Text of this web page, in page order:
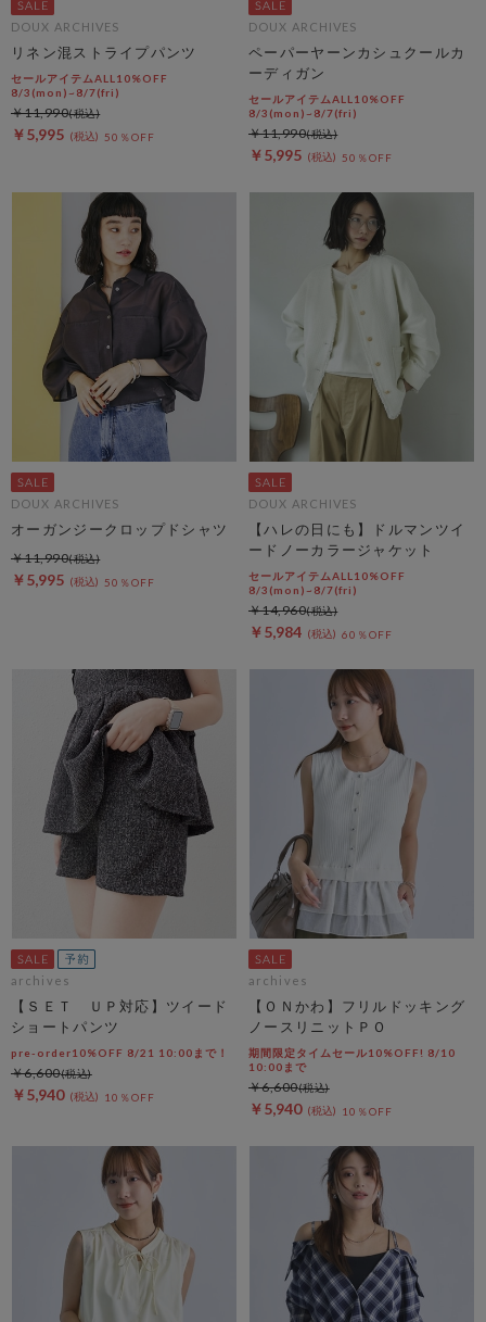
DOUX ARCHIVES
リネン混ストライプパンツ
セールアイテムALL10%OFF
8/3(mon)~8/7(fri)
￥5,995 50％OFF
￥11,990
DOUX ARCHIVES
ペーパーヤーンカシュクールカ
ーディガン
セールアイテムALL10%OFF
8/3(mon)~8/7(fri)
￥5,995 50％OFF
￥11,990
DOUX ARCHIVES
オーガンジークロップドシャツ
￥5,995 50％OFF
￥11,990
DOUX ARCHIVES
【ハレの日にも】ドルマンツイ
ードノーカラージャケット
セールアイテムALL10%OFF
8/3(mon)~8/7(fri)
￥5,984 60％OFF
￥14,960
archives
【ＳＥＴ ＵＰ対応】ツイード
ショートパンツ
pre-order10%OFF 8/21 10:00まで！
￥5,940 10％OFF
￥6,600
archives
【ＯＮかわ】フリルドッキング
ノースリニットＰＯ
期間限定タイムセール10%OFF! 8/10
10:00まで
￥5,940 10％OFF
￥6,600